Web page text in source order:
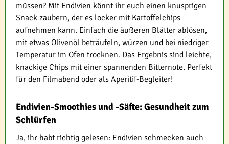
müssen? Mit Endivien könnt ihr euch einen knusprigen
Snack zaubern, der es locker mit Kartoffelchips
aufnehmen kann. Einfach die äußeren Blätter ablösen,
mit etwas Olivenöl beträufeln, würzen und bei niedriger
Temperatur im Ofen trocknen. Das Ergebnis sind leichte,
knackige Chips mit einer spannenden Bitternote. Perfekt
für den Filmabend oder als Aperitif-Begleiter!
Endivien-Smoothies und -Säfte: Gesundheit zum
Schlürfen
Ja, ihr habt richtig gelesen: Endivien schmecken auch